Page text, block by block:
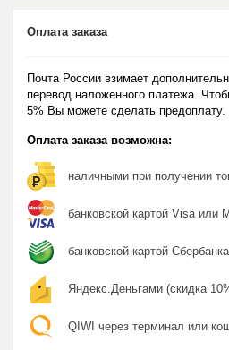
Оплата заказа
Почта России взимает
перевод наложенного платежа.
5% Вы можете сделать предоплату.
Оплата заказа возможна:
наличными при получении
банковской картой Visa или
банковской картой
Яндекс.Деньгами (скидка
QIWI через терминал или